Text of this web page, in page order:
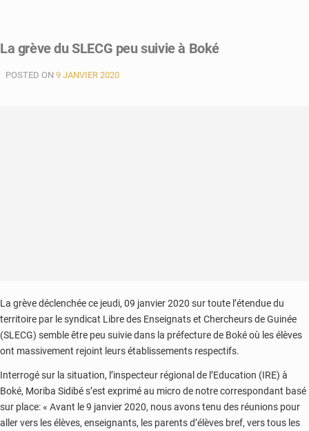
La grève du SLECG peu suivie à Boké
POSTED ON 9 JANVIER 2020
La grève déclenchée ce jeudi, 09 janvier 2020 sur toute l’étendue du
territoire par le syndicat Libre des Enseignats et Chercheurs de Guinée
(SLECG) semble être peu suivie dans la préfecture de Boké où les élèves
ont massivement rejoint leurs établissements respectifs.
Interrogé sur la situation, l’inspecteur régional de l’Education (IRE) à
Boké, Moriba Sidibé s’est exprimé au micro de notre correspondant basé
sur place: « Avant le 9 janvier 2020, nous avons tenu des réunions pour
aller vers les élèves, enseignants, les parents d’élèves bref, vers tous les